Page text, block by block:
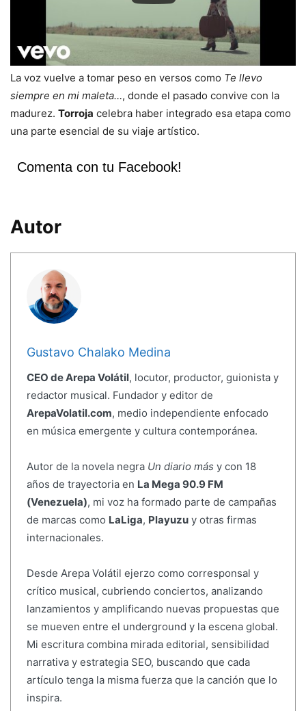
La voz vuelve a tomar peso en versos como Te llevo
siempre en mi maleta…, donde el pasado convive con la
madurez. Torroja celebra haber integrado esa etapa como
una parte esencial de su viaje artístico.
Comenta con tu Facebook!
Autor
Gustavo Chalako Medina
CEO de Arepa Volátil, locutor, productor, guionista y
redactor musical. Fundador y editor de
ArepaVolatil.com, medio independiente enfocado
en música emergente y cultura contemporánea.
Autor de la novela negra Un diario más y con 18
años de trayectoria en La Mega 90.9 FM
(Venezuela), mi voz ha formado parte de campañas
de marcas como LaLiga, Playuzuy otras firmas
internacionales.
Desde Arepa Volátil ejerzo como corresponsal y
crítico musical, cubriendo conciertos, analizando
lanzamientos y amplificando nuevas propuestas que
se mueven entre el underground y la escena global.
Mi escritura combina mirada editorial, sensibilidad
narrativa y estrategia SEO, buscando que cada
artículo tenga la misma fuerza que la canción que lo
inspira.